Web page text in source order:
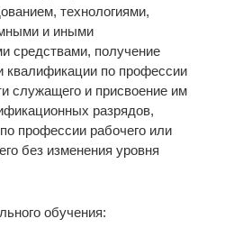
технологиями,
и иными
средствами, получение
квалификации по профессии
служащего и присвоение им
разрядов,
профессии рабочего или
без изменения уровня
обучения: